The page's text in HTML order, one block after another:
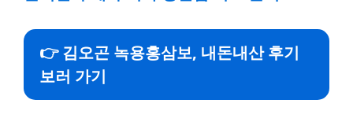
👉 김오곤 녹용홍삼보, 내돈내산 후기
보러 가기